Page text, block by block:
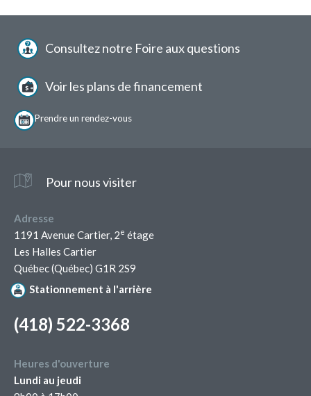
Menu
pied
page
Consultez notre Foire aux questions
Voir les plans de financement
Prendre un rendez-vous
Pour nous visiter
Adresse
1191 Avenue Cartier, 2e étage
Les Halles Cartier
Québec (Québec) G1R 2S9
Stationnement à l'arrière
(418) 522-3368
Heures d'ouverture
Lundi au jeudi